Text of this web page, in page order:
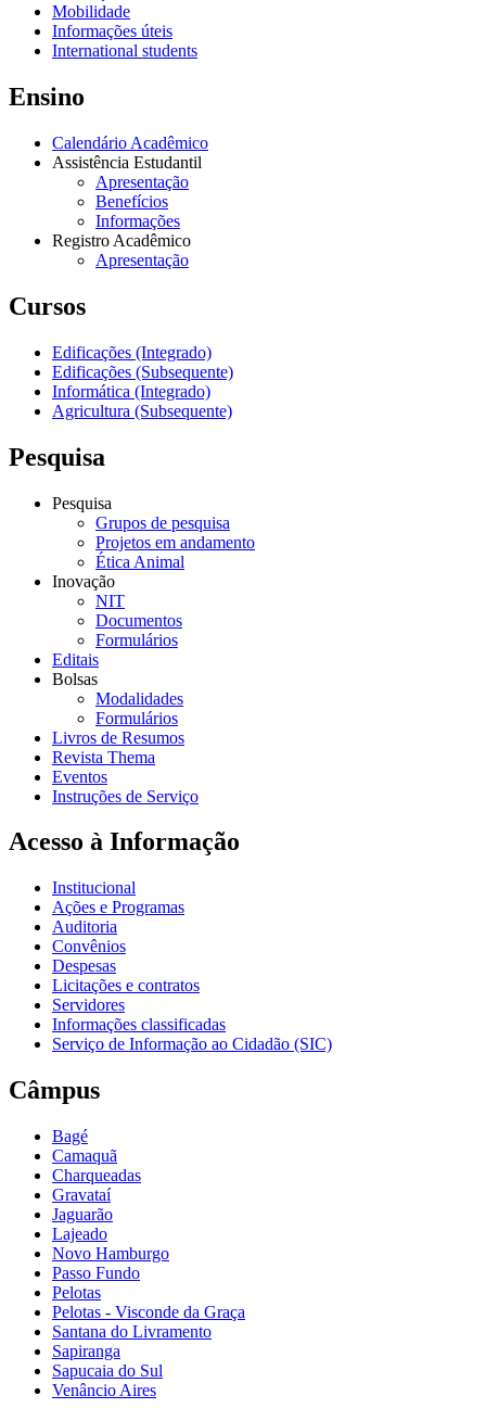
Mobilidade
Informações úteis
International students
Ensino
Calendário Acadêmico
Assistência Estudantil
Apresentação
Benefícios
Informações
Registro Acadêmico
Apresentação
Cursos
Edificações (Integrado)
Edificações (Subsequente)
Informática (Integrado)
Agricultura (Subsequente)
Pesquisa
Pesquisa
Grupos de pesquisa
Projetos em andamento
Ética Animal
Inovação
NIT
Documentos
Formulários
Editais
Bolsas
Modalidades
Formulários
Livros de Resumos
Revista Thema
Eventos
Instruções de Serviço
Acesso à Informação
Institucional
Ações e Programas
Auditoria
Convênios
Despesas
Licitações e contratos
Servidores
Informações classificadas
Serviço de Informação ao Cidadão (SIC)
Câmpus
Bagé
Camaquã
Charqueadas
Gravataí
Jaguarão
Lajeado
Novo Hamburgo
Passo Fundo
Pelotas
Pelotas - Visconde da Graça
Santana do Livramento
Sapiranga
Sapucaia do Sul
Venâncio Aires